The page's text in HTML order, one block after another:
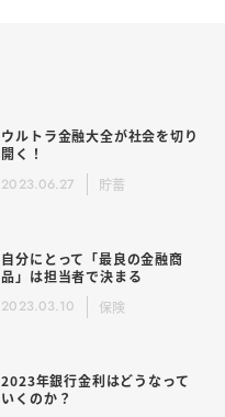
ウルトラ金融大全が社会を切り
開く！
2023.06.27 貯蓄
自分にとって「最良の金融商
品」は担当者で決まる
2023.03.10 保険
2023年銀行金利はどうなって
いくのか？